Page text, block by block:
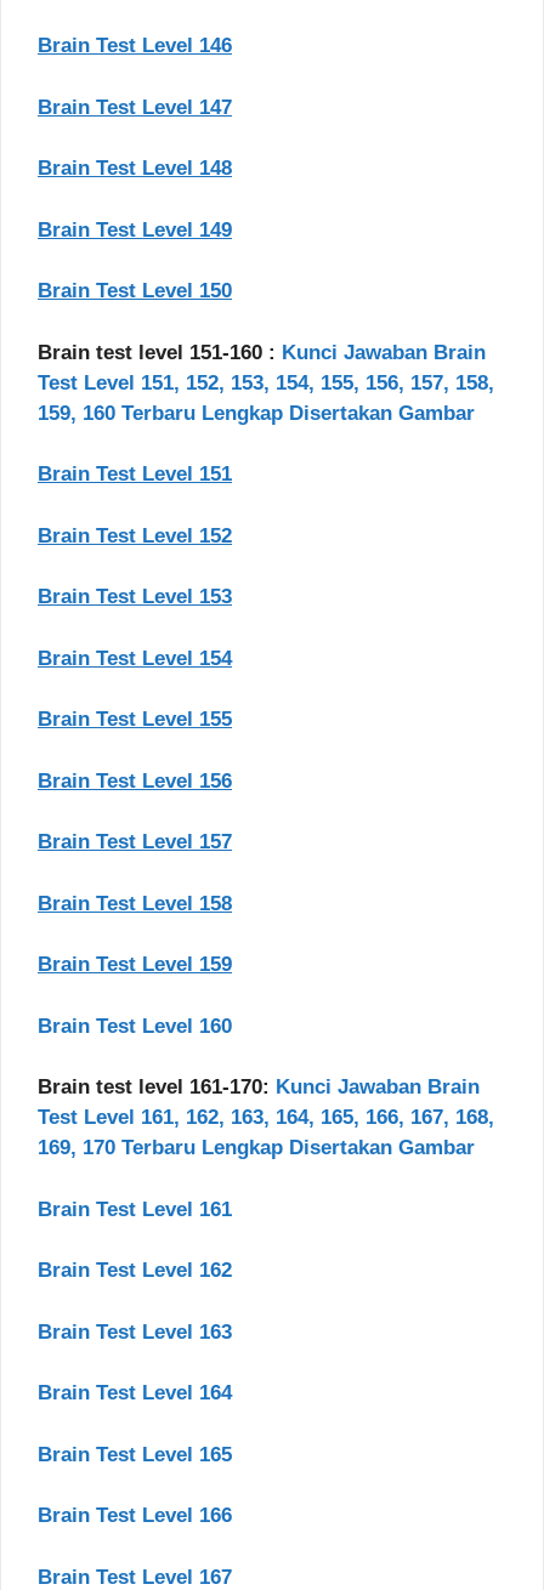
Brain Test Level 146
Brain Test Level 147
Brain Test Level 148
Brain Test Level 149
Brain Test Level 150
Brain test level 151-160 : Kunci Jawaban Brain
Test Level 151, 152, 153, 154, 155, 156, 157, 158,
159, 160 Terbaru Lengkap Disertakan Gambar
Brain Test Level 151
Brain Test Level 152
Brain Test Level 153
Brain Test Level 154
Brain Test Level 155
Brain Test Level 156
Brain Test Level 157
Brain Test Level 158
Brain Test Level 159
Brain Test Level 160
Brain test level 161-170: Kunci Jawaban Brain
Test Level 161, 162, 163, 164, 165, 166, 167, 168,
169, 170 Terbaru Lengkap Disertakan Gambar
Brain Test Level 161
Brain Test Level 162
Brain Test Level 163
Brain Test Level 164
Brain Test Level 165
Brain Test Level 166
Brain Test Level 167